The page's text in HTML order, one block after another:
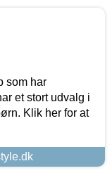
som har
et stort udvalg i
Klik her for at